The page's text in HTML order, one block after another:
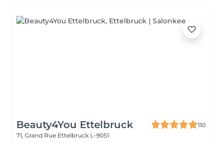
Beauty4You Ettelbruck
110
71, Grand Rue Ettelbruck L-9051